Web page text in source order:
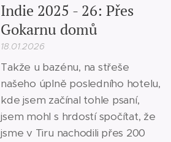
Indie 2025 - 26: Přes
Gokarnu domů
18.01.2026
Takže u bazénu, na střeše
našeho úplně posledního hotelu,
kde jsem začínal tohle psaní,
jsem mohl s hrdostí spočítat, že
jsme v Tiru nachodili přes 200